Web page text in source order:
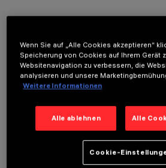
OPTIONALE
TECHNISCHE DATEN
LETZTES UPDATE: 02.08.2026
Wenn Sie auf „Alle Cookies akzeptieren“
Speicherung von Cookies auf Ihrem Gerät
Websitenavigation zu verbessern, die
analysieren und unsere
Weitere Informationen
Alle ablehnen Alle
Cookie-